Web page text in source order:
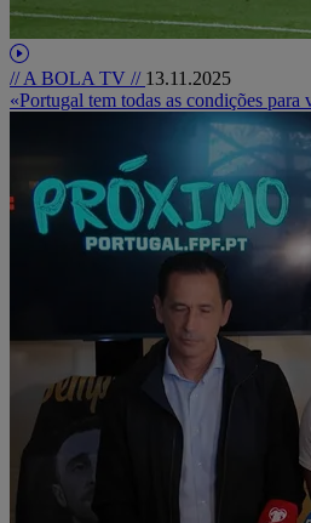
// A BOLA TV // 13.11.2025
«Portugal tem todas as condições para